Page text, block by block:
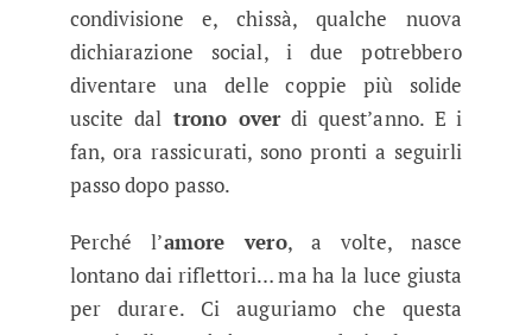
condivisione e, chissà, qualche nuova
dichiarazione social, i due potrebbero
diventare una delle coppie più solide
uscite dal trono overdi quest’anno. E i
fan, ora rassicurati, sono pronti a seguirli
passo dopo passo.
Perché l’amore vero, a volte, nasce
lontano dai riflettori… ma ha la luce giusta
per durare. Ci auguriamo che questa